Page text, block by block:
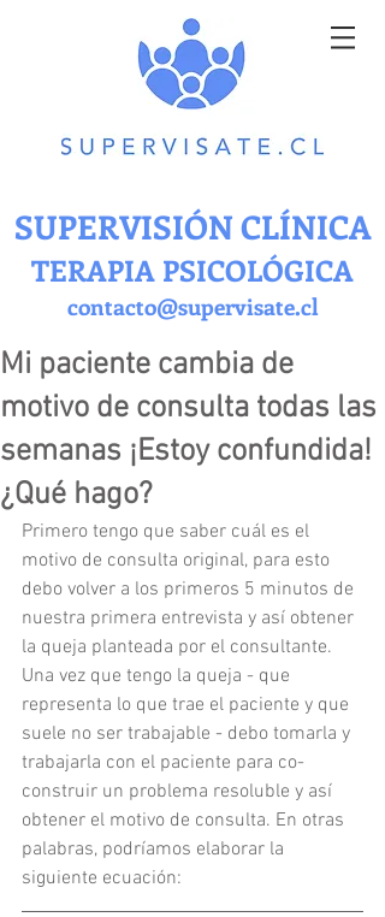
SUPERVISIÓN CLÍNICA
TERAPIA PSICOLÓGICA
contacto@supervisate.cl
Mi paciente cambia de
motivo de consulta todas las
semanas ¡Estoy confundida!
¿Qué hago?
Primero tengo que saber cuál es el
motivo de consulta original, para esto
debo volver a los primeros 5 minutos de
nuestra primera entrevista y así obtener
la queja planteada por el consultante.
Una vez que tengo la queja - que
representa lo que trae el paciente y que
suele no ser trabajable - debo tomarla y
trabajarla con el paciente para co-
construir un problema resoluble y así
obtener el motivo de consulta. En otras
palabras, podríamos elaborar la
siguiente ecuación: